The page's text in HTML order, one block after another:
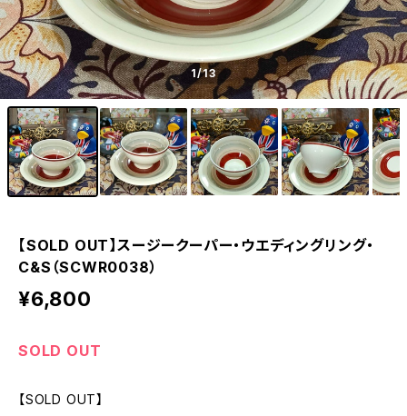
1/13
【SOLD OUT】スージークーパー・ウエディングリング・
C&S（SCWR0038）
¥6,800
SOLD OUT
【SOLD OUT】